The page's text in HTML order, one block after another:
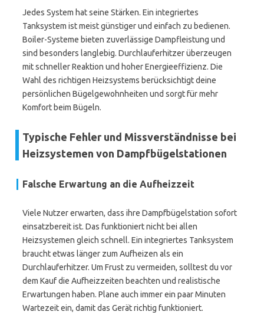
Jedes System hat seine Stärken. Ein integriertes
Tanksystem ist meist günstiger und einfach zu bedienen.
Boiler-Systeme bieten zuverlässige Dampfleistung und
sind besonders langlebig. Durchlauferhitzer überzeugen
mit schneller Reaktion und hoher Energieeffizienz. Die
Wahl des richtigen Heizsystems berücksichtigt deine
persönlichen Bügelgewohnheiten und sorgt für mehr
Komfort beim Bügeln.
Typische Fehler und Missverständnisse bei
Heizsystemen von Dampfbügelstationen
Falsche Erwartung an die Aufheizzeit
Viele Nutzer erwarten, dass ihre Dampfbügelstation sofort
einsatzbereit ist. Das funktioniert nicht bei allen
Heizsystemen gleich schnell. Ein integriertes Tanksystem
braucht etwas länger zum Aufheizen als ein
Durchlauferhitzer. Um Frust zu vermeiden, solltest du vor
dem Kauf die Aufheizzeiten beachten und realistische
Erwartungen haben. Plane auch immer ein paar Minuten
Wartezeit ein, damit das Gerät richtig funktioniert.